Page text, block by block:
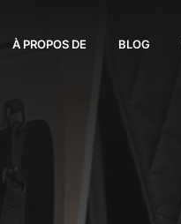
À PROPOS DE BLOG